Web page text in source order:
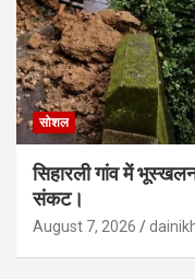
सोशल
सिहारली गांव में
संकट।
August 7, 2026